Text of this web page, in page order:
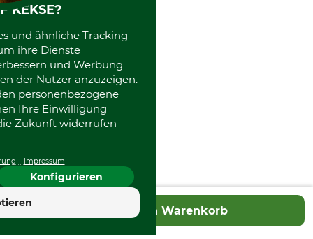
In den Warenkorb
KEKSE?
und ähnliche Tracking-
ihre Dienste
und Werbung
der Nutzer anzuzeigen.
personenbezogene
Ihre Einwilligung
Zukunft widerrufen
Impressum
Konfigurieren